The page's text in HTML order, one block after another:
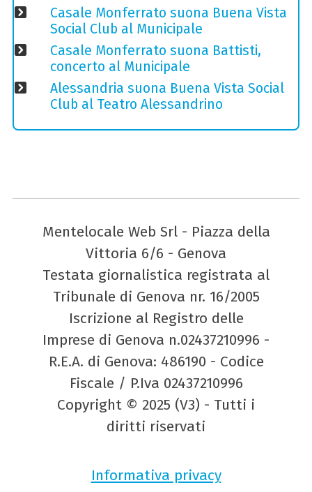
Casale Monferrato suona Buena Vista
Social Club al Municipale
Casale Monferrato suona Battisti,
concerto al Municipale
Alessandria suona Buena Vista Social
Club al Teatro Alessandrino
Mentelocale Web Srl - Piazza della
Vittoria 6/6 - Genova
Testata giornalistica registrata al
Tribunale di Genova nr. 16/2005
Iscrizione al Registro delle
Imprese di Genova n.02437210996 -
R.E.A. di Genova: 486190 - Codice
Fiscale / P.Iva 02437210996
Copyright © 2025 (V3) - Tutti i
diritti riservati
Informativa privacy